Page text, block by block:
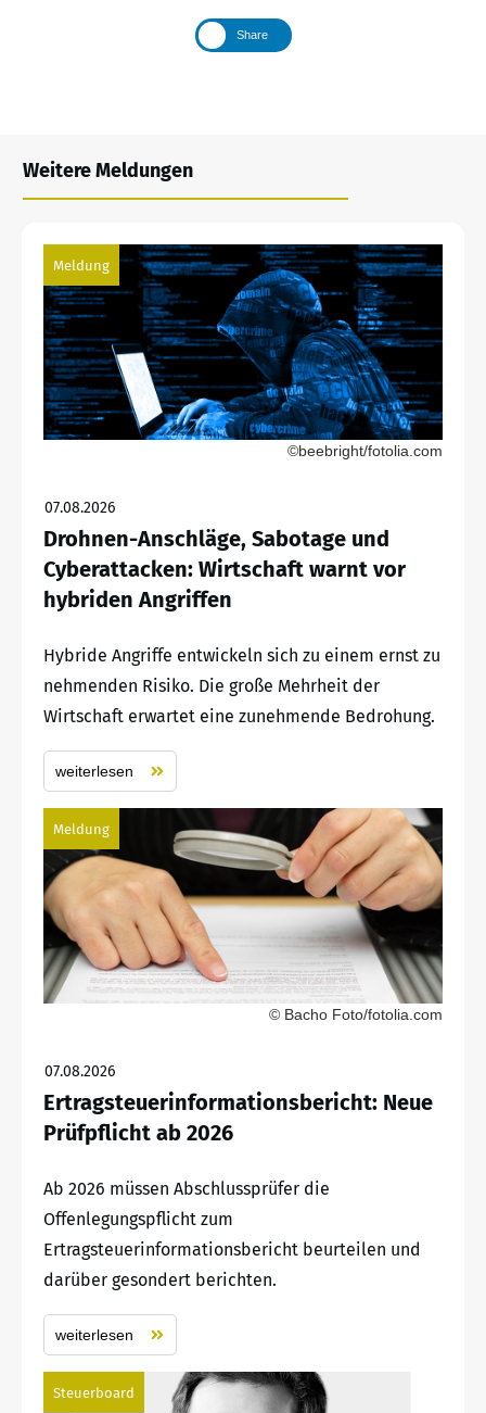
Share
Weitere Meldungen
Meldung
©beebright/fotolia.com
07.08.2026
Drohnen-Anschläge, Sabotage und
Cyberattacken: Wirtschaft warnt vor
hybriden Angriffen
Hybride Angriffe entwickeln sich zu einem ernst zu
nehmenden Risiko. Die große Mehrheit der
Wirtschaft erwartet eine zunehmende Bedrohung.
weiterlesen
Meldung
© Bacho Foto/fotolia.com
07.08.2026
Ertragsteuerinformationsbericht: Neue
Prüfpflicht ab 2026
Ab 2026 müssen Abschlussprüfer die
Offenlegungspflicht zum
Ertragsteuerinformationsbericht beurteilen und
darüber gesondert berichten.
weiterlesen
Steuerboard